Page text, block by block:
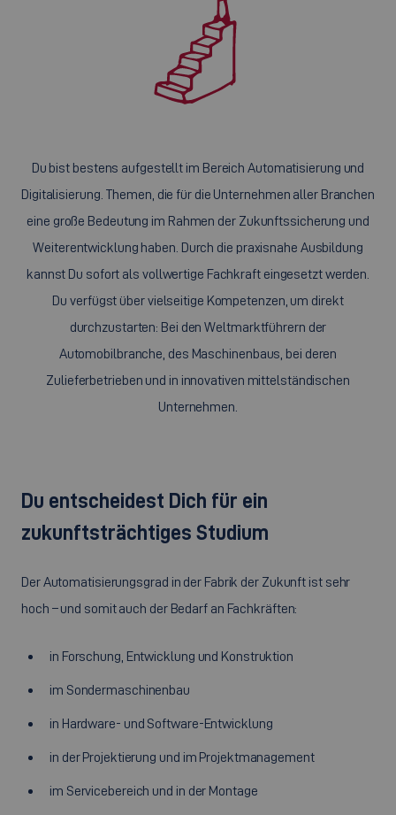
Du bist bestens aufgestellt im Bereich Automatisierung und
Digitalisierung. Themen, die für die Unternehmen aller Branchen
eine große Bedeutung im Rahmen der Zukunftssicherung und
Weiterentwicklung haben. Durch die praxisnahe Ausbildung
kannst Du sofort als vollwertige Fachkraft eingesetzt werden.
Du verfügst über vielseitige Kompetenzen, um direkt
durchzustarten: Bei den Weltmarktführern der
Automobilbranche, des Maschinenbaus, bei deren
Zulieferbetrieben und in innovativen mittelständischen
Unternehmen.
Du entscheidest Dich für ein
zukunftsträchtiges Studium
Der Automatisierungsgrad in der Fabrik der Zukunft ist sehr
hoch – und somit auch der Bedarf an Fachkräften:
in Forschung, Entwicklung und Konstruktion
im Sondermaschinenbau
in Hardware- und Software-Entwicklung
in der Projektierung und im Projektmanagement
im Servicebereich und in der Montage